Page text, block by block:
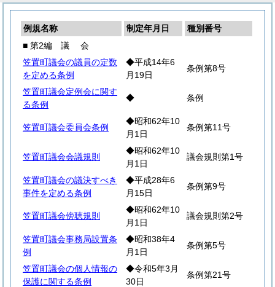
例規名称 制定年月日
種別番号
■ 第2編 議 会
笠置町議会の議員の定数
を定める条例
◆平成14年6
月19日
条例第8号
笠置町議会定例会に関す
る条例
◆ 条例
笠置町議会委員会条例
◆昭和62年10
月1日
条例第11号
笠置町議会会議規則
◆昭和62年10
月1日
議会規則第1号
笠置町議会の議決すべき
事件を定める条例
◆平成28年6
月15日
条例第9号
笠置町議会傍聴規則
◆昭和62年10
月1日
議会規則第2号
笠置町議会事務局設置条
例
◆昭和38年4
月1日
条例第5号
笠置町議会の個人情報の
保護に関する条例
◆令和5年3月
30日
条例第21号